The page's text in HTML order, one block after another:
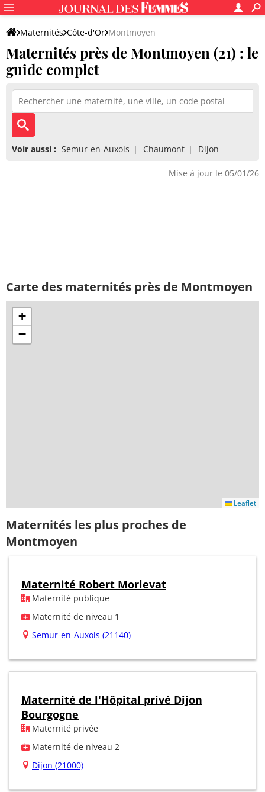
Maternités Côte-d'Or Montmoyen
Maternités près de Montmoyen (21) : le
guide complet
Voir aussi : Semur-en-Auxois Chaumont Dijon
Mise à jour le 05/01/26
Carte des maternités près de Montmoyen
+
−
Leaflet
Maternités les plus proches de
Montmoyen
Maternité Robert Morlevat
Maternité publique
Maternité de niveau 1
Semur-en-Auxois (21140)
Maternité de l'Hôpital privé Dijon
Bourgogne
Maternité privée
Maternité de niveau 2
Dijon (21000)